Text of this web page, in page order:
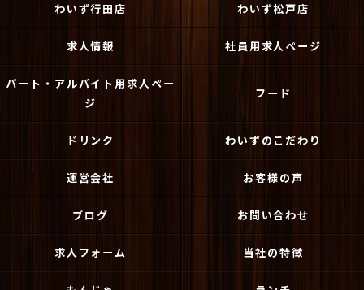
わいず行田店 わいず松戸店
求人情報 社員用求人ページ
パート・アルバイト用求人ペー
ジ
フード
ドリンク わいずのこだわり
運営会社 お客様の声
ブログ お問い合わせ
求人フォーム 当社の特徴